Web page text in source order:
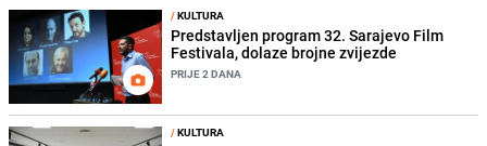
/KULTURA
Predstavljen program 32. Sarajevo Film
Festivala, dolaze brojne zvijezde
PRIJE 2 DANA
/KULTURA